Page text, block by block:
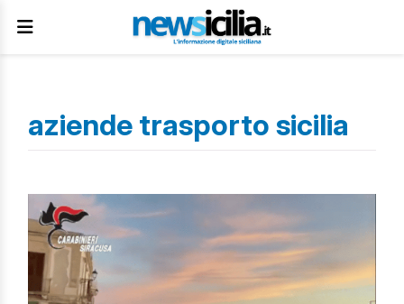
aziende trasporto sicilia